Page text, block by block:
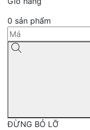
0 sản phẩm
ĐỪNG BỎ LỠ